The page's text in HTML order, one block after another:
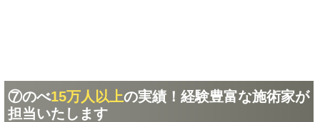
⑦のべ15万人以上の実績！経験豊富な施術家が
担当いたします